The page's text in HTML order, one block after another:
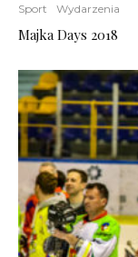
Sport Wydarzenia
Majka Days 2018